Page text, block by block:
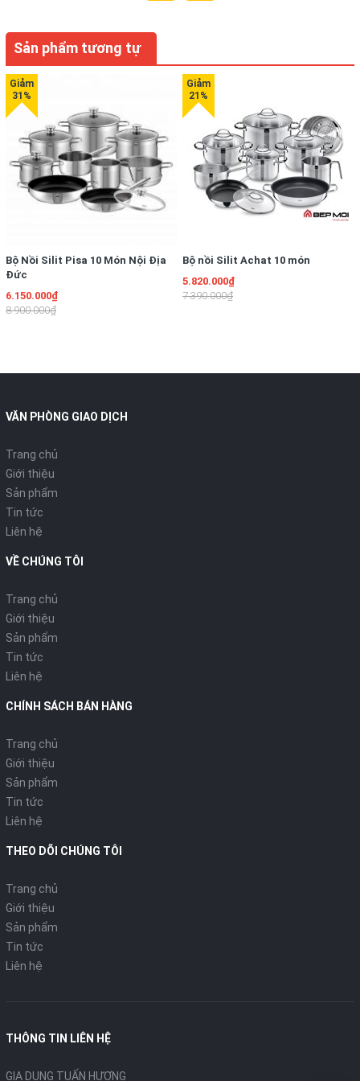
sảy ra hiện tượng cháy cục bộ.
Lớp thứ 4: lớp này gần với lớp đáy ngoài cùng được làm bằng
nhôm nguyên chất có ưu điểm truyền và tản nhiệt tốt. như
vậy trong cùng đáy nồi được làm tới 2 lớp nhôm nguyên chất
bao quanh và 1 lớp hợp kim nhôm nằm giữa giúp cho bộ nồi
đạt được hiệu năng nấu nướng cao nhất, rút ngắn thời gian
nấu ăn của người nội trợ và tiết kiệm năng lượng.
Lớp thứ 5: lớp này nằm ở ngoài cùng có nhiệm vụ tiếp xúc với
mặt bếp được làm bằng chất liệu thép không rỉ 18/0 hay còn
có tên quen thuộc là inox 430, theo tiêu chuẩn của học viện
nấu nướng nhanh và có thể sử dụng trên tất cả các loại bếp
nội trợ tha hồ thể hiện tài năng nấu nướng của mình mà chỉ
Nắp nồi được làm bằng thủy tinh chịu lực, chịu sốc nhiệt tốt,
đặc biệt nắp kính có độ trong suốt nên chị em nội trợ có thể
theo dõi được quá trình nấu nướng mà không cần phải mở
nắp nồi làm thất thoát nhiệt.
Quai được làm bằng inox sử dụng đinh tán gắn chặt vào
thân sản phẩm. Quai to chắc chắn và có khả năng chống
Sản phẩm được làm bằng chất liệu cao cấp ứng dụng công
Đáy 5 lớp cho ưu điểm tuyệt vời chống cháy khét, truyền
dùng an toàn với máy rửa bát và lò nướng.
Đáy được làm bằng inox nhiễm từ nên giúp cho sản phẩm
Thân sản phẩm thiết kế dạng thẳng được làm bằng inox
không gỉ cao cấp
Với một
tuyệt vời là người nội trợ thông minh bạn không cần phải lo
lắng hay tìm kiếm thêm nữa. Hãy để
cuộc hành trình chăm sóc gia đình thân yêu nhé.
Chúng tôi có đội ngũ tư vấn chuyên nghiệp nhiều kinh nghiệm,
sẽ giúp quý khách lựa chọn được sản phẩm tốt nhất, phù hợp
nhất với nhu cầu sử dụng và không gian bếp của gia đình bạn.
Chỉ bán hàng chính hãng.
Sản phẩm tương tự
Bộ Nồi Silit Pisa 10 Món Nội Địa
Đức
6.150.000₫
8.900.000₫
Bộ nồi Silit Achat 10 món
5.820.000₫
7.390.000₫
VĂN PHÒNG GIAO DỊCH
Trang chủ
Giới thiệu
Sản phẩm
Tin tức
Liên hệ
VỀ CHÚNG TÔI
Trang chủ
Giới thiệu
Sản phẩm
Tin tức
Liên hệ
CHÍNH SÁCH BÁN HÀNG
Trang chủ
Giới thiệu
Sản phẩm
Tin tức
Liên hệ
THEO DÕI CHÚNG TÔI
Trang chủ
Giới thiệu
Sản phẩm
Tin tức
Liên hệ
THÔNG TIN LIÊN HỆ
GIA DỤNG TUẤN HƯƠNG